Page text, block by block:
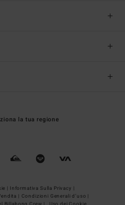
la tua regione
| Informativa Sulla Privacy |
| Condizioni Generali d’uso |